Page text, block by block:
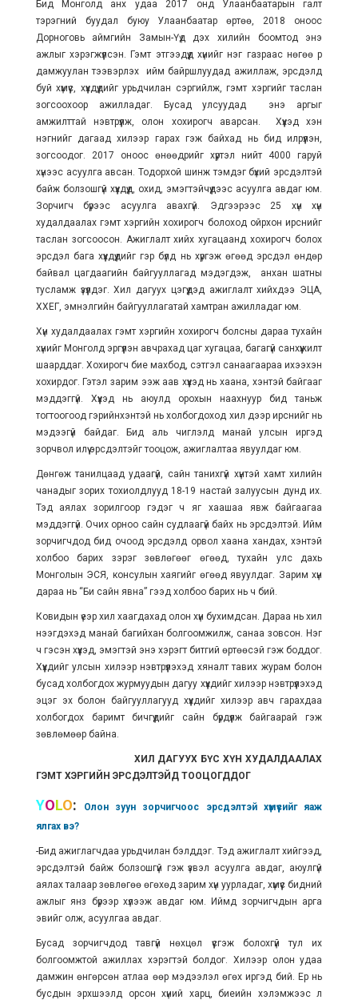
Бид Монголд анх удаа 2017 онд Улаанбаатарын галт
тэрэгний буудал буюу Улаанбаатар өртөө, 2018 оноос
Дорноговь аймгийн Замын-Үүд дэх хилийн боомтод энэ
ажлыг хэрэгжүүлсэн. Гэмт этгээдүүд хүнийг нэг газраас нөгөө рүү
дамжуулан тээвэрлэх ийм байршлуудад ажиллаж, эрсдэлд
буй хүмүүс, хүүхдүүдийг урьдчилан сэргийлж, гэмт хэргийг таслан
зогсоохоор ажилладаг. Бусад улсуудад энэ аргыг
амжилттай нэвтрүүлж, олон хохирогч аварсан. Хүүхэд хэн
нэгнийг дагаад хилээр гарах гэж байхад нь бид илрүүлэн,
зогсоодог. 2017 оноос өнөөдрийг хүртэл нийт 4000 гаруй
хүнээс асуулга авсан. Тодорхой шинж тэмдэг бүхий эрсдэлтэй
байж болзошгүй хүүхдүүд, охид, эмэгтэйчүүдээс асуулга авдаг юм.
Зорчигч бүрээс асуулга авахгүй. Эдгээрээс 25 хүн хүн
худалдаалах гэмт хэргийн хохирогч болоход ойрхон ирснийг
таслан зогсоосон. Ажиглалт хийх хугацаанд хохирогч болох
эрсдэл бага хүүхдүүдийг гэр бүлд нь хүргэж өгөөд эрсдэл өндөр
байвал цагдаагийн байгууллагад мэдэгдэж, анхан шатны
тусламж үзүүлдэг. Хил дагуух цэгүүдэд ажиглалт хийхдээ ЭЦА,
ХХЕГ, эмнэлгийн байгууллагатай хамтран ажилладаг юм.
Хүн худалдаалах гэмт хэргийн хохирогч болсны дараа тухайн
хүнийг Монголд эргүүлэн авчрахад цаг хугацаа, багагүй санхүүжилт
шаарддаг. Хохирогч бие махбод, сэтгэл санаагаараа ихээхэн
хохирдог. Гэтэл зарим ээж аав хүүхэд нь хаана, хэнтэй байгааг
мэддэггүй. Хүүхэд нь аюулд орохын наахнуур бид таньж
тогтоогоод гэрийнхэнтэй нь холбогдоход хил дээр ирснийг нь
мэдээгүй байдаг. Бид аль чиглэлд манай улсын иргэд
зорчвол илүү эрсдэлтэйг тооцож, ажиглалтаа явуулдаг юм.
Дөнгөж танилцаад удаагүй, сайн танихгүй хүнтэй хамт хилийн
чанадыг зорих тохиолдлууд 18-19 настай залуусын дунд их.
Тэд аялах зорилгоор гэдэг ч яг хаашаа явж байгаагаа
мэддэггүй. Очих орноо сайн судлаагүй байх нь эрсдэлтэй. Ийм
зорчигчдод бид очоод эрсдэлд орвол хаана хандах, хэнтэй
холбоо барих зэрэг зөвлөгөөг өгөөд, тухайн улс дахь
Монголын ЭСЯ, консулын хаягийг өгөөд явуулдаг. Зарим хүн
дараа нь “Би сайн явна” гээд холбоо барих нь ч бий.
Ковидын үеэр хил хаагдахад олон хүн бухимдсан. Дараа нь хил
нээгдэхэд манай багийхан болгоомжилж, санаа зовсон. Нэг
ч гэсэн хүүхэд, эмэгтэй энэ хэрэгт битгий өртөөсэй гэж боддог.
Хүүхдийг улсын хилээр нэвтрүүлэхэд хяналт тавих журам болон
бусад холбогдох журмуудын дагуу хүүхдийг хилээр нэвтрүүлэхэд
эцэг эх болон байгууллагууд хүүхдийг хилээр авч гарахдаа
холбогдох баримт бичгүүдийг сайн бүрдүүлж байгаарай гэж
зөвлөмөөр байна.
ХИЛ ДАГУУХ БҮС ХҮН ХУДАЛДААЛАХ
ГЭМТ ХЭРГИЙН ЭРСДЭЛТЭЙД ТООЦОГДДОГ
YOLO:
Олон зуун зорчигчоос эрсдэлтэй хүмүүсийг яаж
ялгах вэ?
-Бид ажиглагчдаа урьдчилан бэлддэг. Тэд ажиглалт хийгээд,
эрсдэлтэй байж болзошгүй гэж үзвэл асуулга авдаг, аюулгүй
аялах талаар зөвлөгөө өгөхөд зарим хүн уурладаг, хүмүүс бидний
ажлыг янз бүрээр хүлээж авдаг юм. Иймд зорчигчдын арга
эвийг олж, асуулгаа авдаг.
Бусад зорчигчдод тавгүй нөхцөл үүсгэж болохгүй тул их
болгоомжтой ажиллах хэрэгтэй болдог. Хилээр олон удаа
дамжин өнгөрсөн атлаа өөр мэдээлэл өгөх иргэд бий. Ер нь
бусдын эрхшээлд орсон хүний харц, биеийн хэлэмжээс л